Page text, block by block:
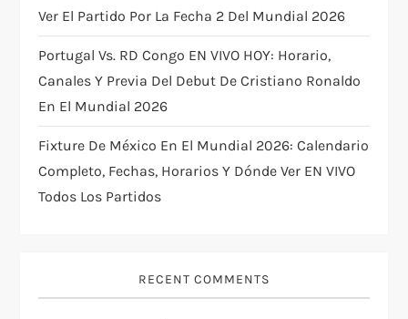
Ver El Partido Por La Fecha 2 Del Mundial 2026
Portugal Vs. RD Congo EN VIVO HOY: Horario,
Canales Y Previa Del Debut De Cristiano Ronaldo
En El Mundial 2026
Fixture De México En El Mundial 2026: Calendario
Completo, Fechas, Horarios Y Dónde Ver EN VIVO
Todos Los Partidos
RECENT COMMENTS